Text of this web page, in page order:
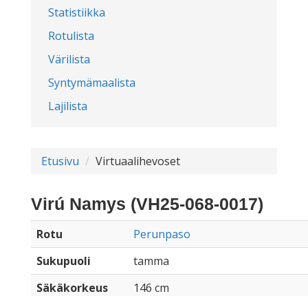
Statistiikka
Rotulista
Värilista
Syntymämaalista
Lajilista
Etusivu Virtuaalihevoset
Virú Namys (VH25-068-0017)
Rotu
Perunpaso
Sukupuoli
tamma
Säkäkorkeus
146 cm